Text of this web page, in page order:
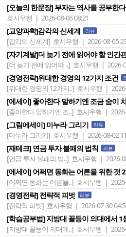
[오늘의 한문장] 부자는 역사를 공부한다
호시우행 | 2026-08-06 08:21
[교양과학]감각의 신세계 리뷰
[감각의 신세계] 호시우행 | 2026-08-05
[자기계발]더 늦기 전에 읽어야 할 인간
[더 늦기 전에 읽어야 ..] 호시우행 | 2026-
[경영전략]위대한 경영의 12가지 조건
[위대한 경영의 12가지..] 호시우행 |
[에세이] 좋아한다 말하기엔 조금 숨이
[좋아한다 말하기엔 조..] 호시우행 |
[그림에세이] 마누라 그리기 리뷰
[마누라 그리기] 호시우행 | 2026-08-02
[재테크] 연금 투자 불패의 법칙 리뷰
[연금 투자 불패의 법..] 호시우행 | 2026-
[에세이] 어쩌면 동화는 어른을 위한 것 2
[어쩌면 동화는 어른을..] 호시우행 |
[경영전략] 전략적 피벗 리뷰
[전략적 피벗] 호시우행 | 2026-07-30
[학습공부법] 지방대 꼴등이 의대에서 1
[지방대 꼴등이 의대에..] 호시우행 |